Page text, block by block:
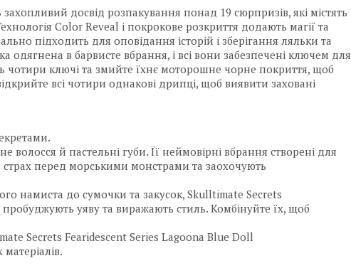
досвід розпакування понад 19 сюрпризів, які містять
Color Reveal і покрокове розкриття додають магії та
підходить для оповідання історій і зберігання ляльки та
одягнена в барвисте вбрання, і всі вони забезпечені ключем для
чотири ключі та змийте їхнє моторошне чорне покриття, щоб
всі чотири однакові дрипці, щоб виявити заховані
й пастельні губи. Її неймовірні вбрання створені для
перед морськими монстрами та заохочують
намиста до сумочки та закусок, Skulltimate Secrets
пробуджують уяву та виражають стиль. Комбінуйте їх, щоб
Secrets Fearidescent Series Lagoona Blue Doll